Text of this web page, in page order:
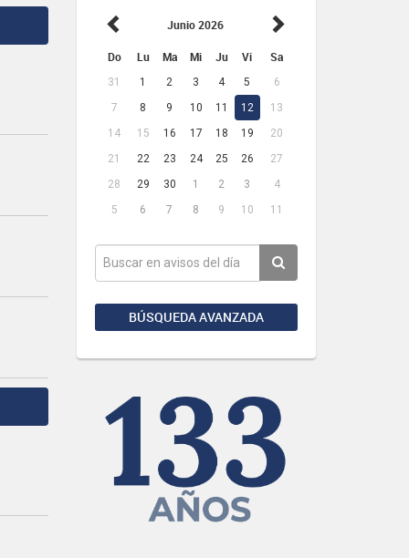
Junio 2026
Do Lu Ma Mi Ju Vi Sa
31 1 2 3 4 5
6
7
8 9 10 11 12
13
14
15 16 17 18 19
20
21
22 23 24 25 26
27
28
29 30 1 2 3
4
5
6 7 8 9 10 11
BÚSQUEDA AVANZADA